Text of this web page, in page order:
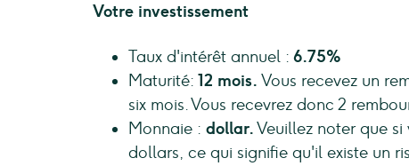
Votre investissement
Taux d'intérêt annuel : 6.75%
Maturité: 12 mois. Vous recevez un
six mois. Vous recevrez donc 2
Monnaie : dollar.Veuillez noter que si
dollars, ce qui signifie qu'il existe un